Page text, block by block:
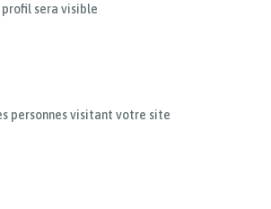
sera visible
personnes visitant votre site